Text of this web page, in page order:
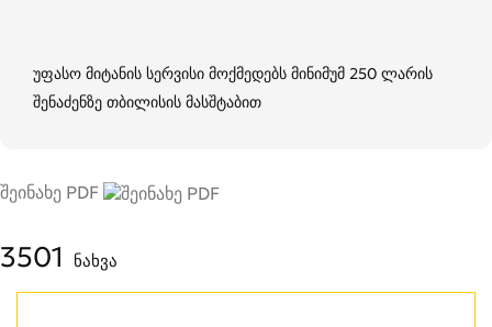
უფასო მიტანის სერვისი მოქმედებს მინიმუმ 250 ლარის
შენაძენზე თბილისის მასშტაბით
შეინახე PDF
3501 ნახვა